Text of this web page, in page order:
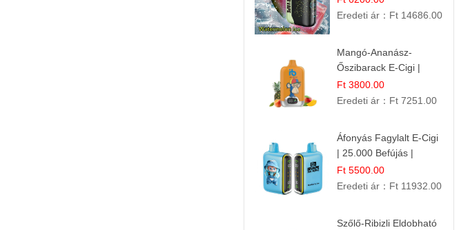
Élmény!
Eredeti ár： Ft 14686.00
Mangó-Ananász-
Őszibarack E-Cigi |
12.000 Befújás |
Tropikus Gyümölcs Íz
Ft 3800.00
Eredeti ár： Ft 7251.00
Áfonyás Fagylalt E-Cigi
| 25.000 Befújás |
Eldobható E-Cigaretta
Ft 5500.00
Eredeti ár： Ft 11932.00
Szőlő-Ribizli Eldobható